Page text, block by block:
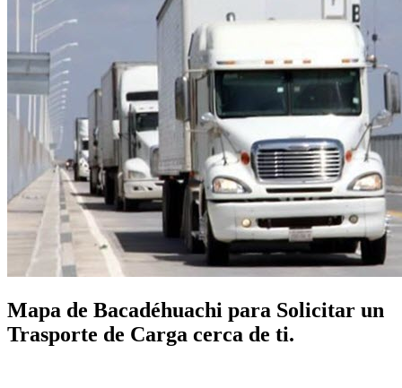
Mapa de Bacadéhuachi para Solicitar un
Trasporte de Carga cerca de ti.